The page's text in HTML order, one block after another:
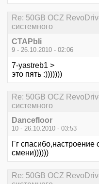
Re: 50GB OCZ
системного
CTAPbIi
9 - 26.10.2010 - 02:06
7-yastreb1 >
это пять :)))))))
Re: 50GB OCZ
системного
Dancefloor
10 - 26.10.2010 - 03:53
Гг спасибо,настроение
смени))))))
Re: 50GB OCZ